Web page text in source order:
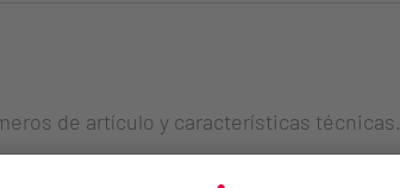
de artículo y características técnicas.
archivos: